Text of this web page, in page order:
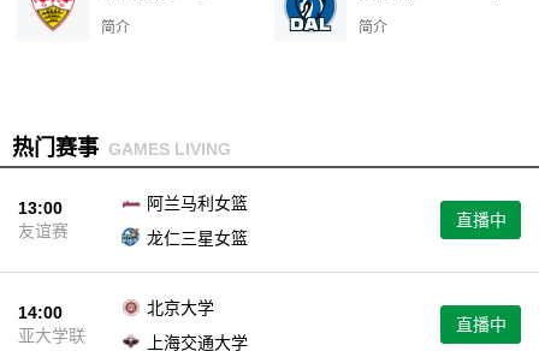
简介 简介
热门赛事 GAMES LIVING
13:00
友谊赛
阿兰马利女篮
龙仁三星女篮
直播中
14:00
亚大学联
北京大学
上海交通大学
直播中